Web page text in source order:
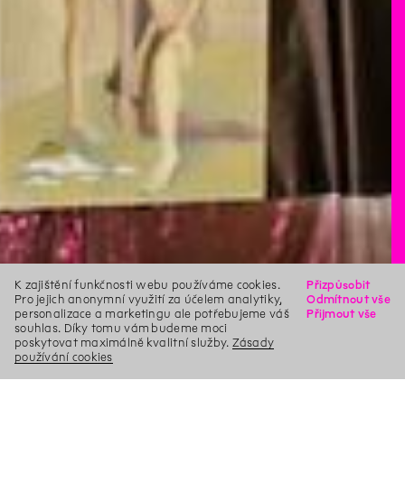
K zajištění funkčnosti webu používáme cookies.
Pro jejich anonymní využití za účelem analytiky,
personalizace a marketingu ale potřebujeme váš
souhlas. Díky tomu vám budeme moci
poskytovat maximálně kvalitní služby. Zásady
používání cookies
Přizpůsobit
Odmítnout vše
Přijmout vše